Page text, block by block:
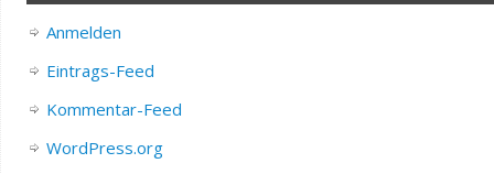
Anmelden
Eintrags-Feed
Kommentar-Feed
WordPress.org